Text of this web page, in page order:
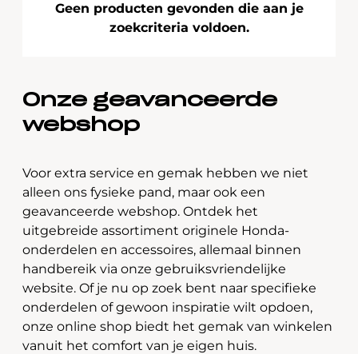
Geen producten gevonden die aan je
zoekcriteria voldoen.
Onze geavanceerde
webshop
Voor extra service en gemak hebben we niet
alleen ons fysieke pand, maar ook een
geavanceerde webshop. Ontdek het
uitgebreide assortiment originele Honda-
onderdelen en accessoires, allemaal binnen
handbereik via onze gebruiksvriendelijke
website. Of je nu op zoek bent naar specifieke
onderdelen of gewoon inspiratie wilt opdoen,
onze online shop biedt het gemak van winkelen
vanuit het comfort van je eigen huis.